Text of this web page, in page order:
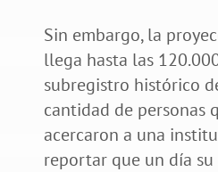
Sin embargo, la
llega hasta las
subregistro histórico
cantidad de personas
acercaron a una
reportar que un día